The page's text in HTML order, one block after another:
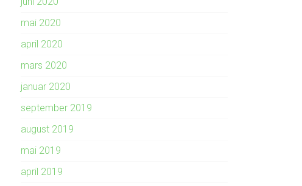
mai 2020
april 2020
mars 2020
januar 2020
september 2019
august 2019
mai 2019
april 2019